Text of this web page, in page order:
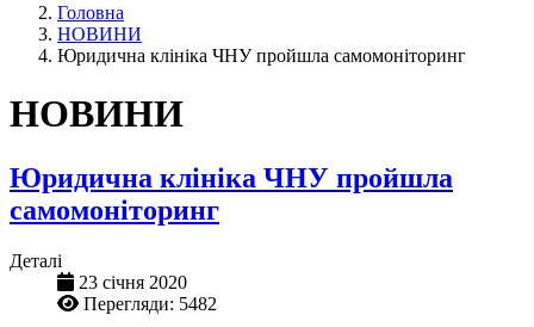
Головна
НОВИНИ
Юридична клініка ЧНУ пройшла самомоніторинг
НОВИНИ
Юридична клініка ЧНУ пройшла
самомоніторинг
Деталі
23 січня 2020
Перегляди: 5482